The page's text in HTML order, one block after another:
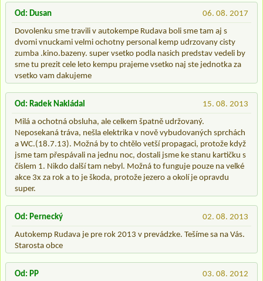
06. 08. 2017
Od: Dusan
Dovolenku sme travili v autokempe Rudava boli sme tam aj s
dvomi vnuckami velmi ochotny personal kemp udrzovany cisty
zumba .kino.bazeny. super vsetko podla nasich predstav vedeli by
sme tu prezit cele leto kempu prajeme vsetko naj ste jednotka za
vsetko vam dakujeme
15. 08. 2013
Od: Radek Nakládal
Milá a ochotná obsluha, ale celkem špatně udržovaný.
Neposekaná tráva, nešla elektrika v nově vybudovaných sprchách
a WC.(18.7.13). Možná by to chtělo vetší propagaci, protože když
jsme tam přespávali na jednu noc, dostali jsme ke stanu kartičku s
číslem 1. Nikdo další tam nebyl. Možná to funguje pouze na velké
akce 3x za rok a to je škoda, protože jezero a okolí je opravdu
super.
02. 08. 2013
Od: Pernecký
Autokemp Rudava je pre rok 2013 v prevádzke. Tešíme sa na Vás.
Starosta obce
03. 08. 2012
Od: PP